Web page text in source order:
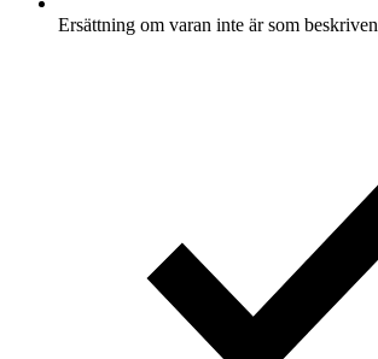
Ersättning om varan inte är som beskriven